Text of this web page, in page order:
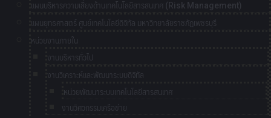
แผนบริหารความเสี่ยงด้านเทคโนโลยีสารสนเทศ (Risk Management)
แผนยุทธศาสตร์ ศูนย์เทคโนโลยีดิจิทัล มหาวิทยาลัยราชภัฏเพชรบุรี
หน่วยงานภายใน
งานบริหารทั่วไป
งานวิเคราะห์และพัฒนาระบบดิจิทัล
หน่วยพัฒนาระบบเทคโนโลยีสารสนเทศ
งานวิศวกรรมเครือข่าย